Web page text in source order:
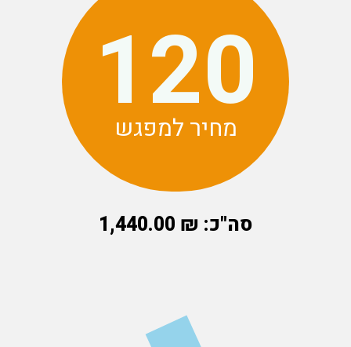
120
מחיר למפגש
120
מחיר למפגש
סה"כ: ₪